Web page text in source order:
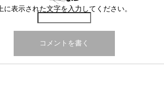
上に表示された文字を入力してください。